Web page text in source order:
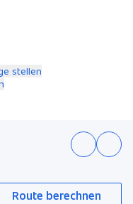
stellen
Route berechnen